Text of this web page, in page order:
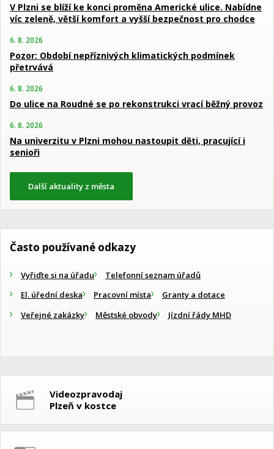
V Plzni se blíží ke konci proměna Americké ulice. Nabídne
víc zeleně, větší komfort a vyšší bezpečnost pro chodce
6. 8. 2026
Pozor: Období nepříznivých klimatických podmínek
přetrvává
6. 8. 2026
Do ulice na Roudné se po rekonstrukci vrací běžný provoz
6. 8. 2026
Na univerzitu v Plzni mohou nastoupit děti, pracující i
senioři
Další aktuality z města
Často používané odkazy
Vyřiďte si na úřadu
Telefonní seznam úřadů
El. úřední deska
Pracovní místa
Granty a dotace
Veřejné zakázky
Městské obvody Jízdní řády MHD
Videozpravodaj
Plzeň v kostce